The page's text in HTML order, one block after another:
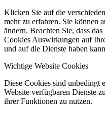
Klicken Sie auf die
mehr zu erfahren. Sie können
ändern. Beachten Sie, dass
Cookies Auswirkungen auf
und auf die Dienste haben
Wichtige Website Cookies
Diese Cookies sind unbedingt
Website verfügbaren Dienste
ihrer Funktionen zu nutzen.